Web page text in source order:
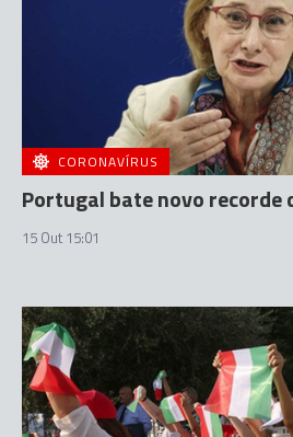
CORONAVÍRUS
Portugal bate novo recorde
15 Out 15:01